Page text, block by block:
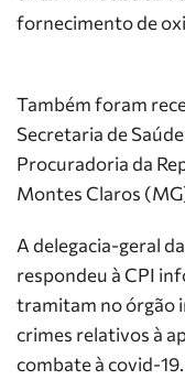
fornecimento de
Também foram
Secretaria de
Procuradoria da
Montes Claros
A delegacia-geral
respondeu à CPI
tramitam no órgão
crimes relativos à
combate à covid-19.